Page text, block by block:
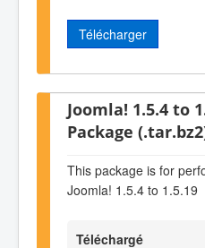
Télécharger
Joomla! 1.5.4 to
Package
This package is for
Joomla! 1.5.4 to 1.5.19
Téléchargé